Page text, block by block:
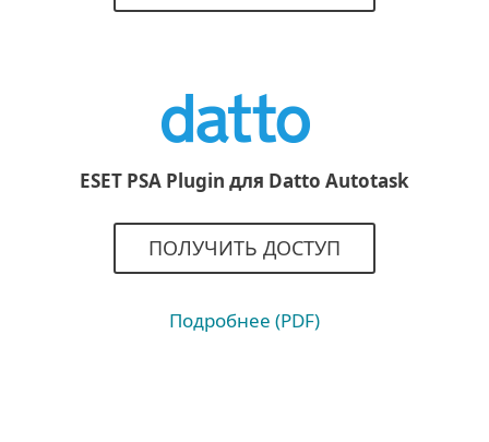
ESET PSA Plugin для Datto Autotask
ПОЛУЧИТЬ ДОСТУП
Подробнее (PDF)